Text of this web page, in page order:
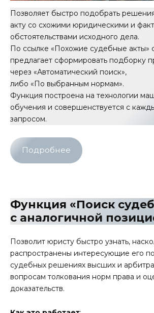
Позволяет быстро подобрать
акту со схожими юридическими и
обстоятельствами исходного дела.
По ссылке «Похожие судебные акты»
предлагает сформировать подборку
через «Автоматический поиск»,
либо «По выбранным нормам».
Функция построена на технологии
обучения и совершенствуется с
запросом.
Подробнее
Функция «Поиск
с аналогичной
Позволит юристу быстро узнать,
распространены интересующие его
судебных решениях высших и
вопросам толкования норм права и
доказательств.